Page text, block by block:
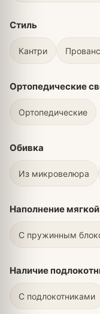
Стиль
Кантри Прованс
Ортопедические
Ортопедические
Обивка
Из микровелюра
Наполнение
С пружинным
Наличие
С подлокотниками